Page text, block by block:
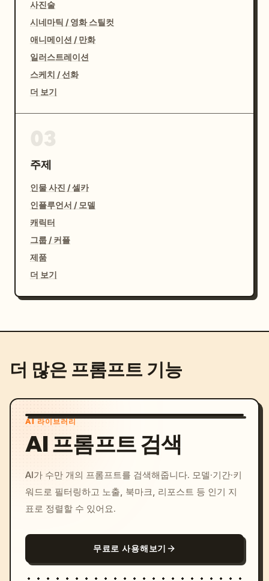
사진술
시네마틱 / 영화 스틸컷
애니메이션 / 만화
일러스트레이션
스케치 / 선화
더 보기
주제
인물 사진 / 셀카
인플루언서 / 모델
캐릭터
그룹 / 커플
제품
더 보기
더 많은 프롬프트 기능
AI 라이브러리
AI 프롬프트 검색
AI가 수만 개의 프롬프트를 검색해줍니다. 모델·기간·키
워드로 필터링하고 노출, 북마크, 리포스트 등 인기 지
표로 정렬할 수 있어요.
무료로 사용해보기